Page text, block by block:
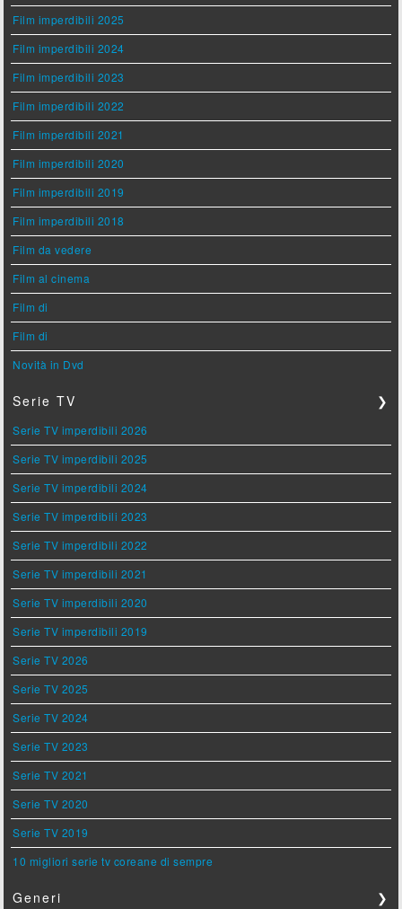
Film imperdibili 2025
Film imperdibili 2024
Film imperdibili 2023
Film imperdibili 2022
Film imperdibili 2021
Film imperdibili 2020
Film imperdibili 2019
Film imperdibili 2018
Film da vedere
Film al cinema
Film di
Film di
Novità in Dvd
Serie TV ❯
Serie TV imperdibili 2026
Serie TV imperdibili 2025
Serie TV imperdibili 2024
Serie TV imperdibili 2023
Serie TV imperdibili 2022
Serie TV imperdibili 2021
Serie TV imperdibili 2020
Serie TV imperdibili 2019
Serie TV 2026
Serie TV 2025
Serie TV 2024
Serie TV 2023
Serie TV 2021
Serie TV 2020
Serie TV 2019
10 migliori serie tv coreane di sempre
Generi ❯